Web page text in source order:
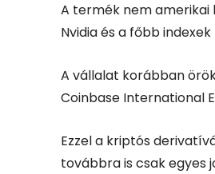
A termék nem
Nvidia és a főbb
A vállalat korábban
Coinbase International
Ezzel a kriptós
továbbra is csak egyes